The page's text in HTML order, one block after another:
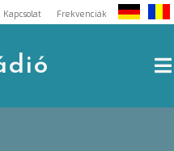
Kapcsolat Frekvenciák